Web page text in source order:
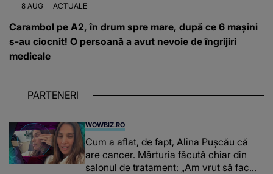
8 AUG ACTUALE
Carambol pe A2, în drum spre mare, după ce 6 mașini
s-au ciocnit! O persoană a avut nevoie de îngrijiri
medicale
PARTENERI
WOWBIZ.RO
Cum a aflat, de fapt, Alina Pușcău că
are cancer. Mărturia făcută chiar din
salonul de tratament: „Am vrut să fac